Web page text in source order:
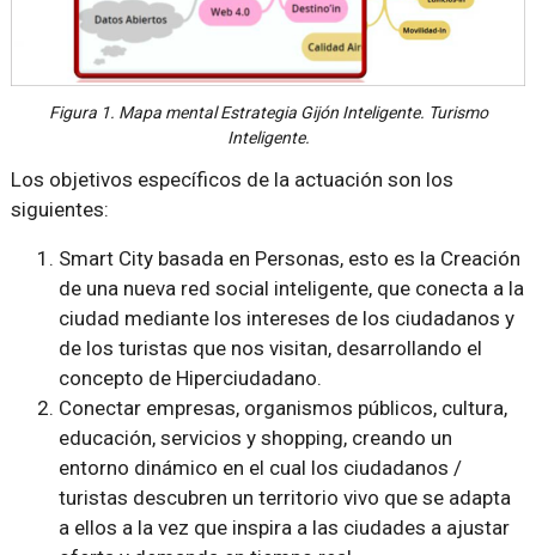
Figura 1. Mapa mental Estrategia Gijón Inteligente. Turismo
Inteligente.
Los objetivos específicos de la actuación son los
siguientes:
Smart City basada en Personas, esto es la Creación
de una nueva red social inteligente, que conecta a la
ciudad mediante los intereses de los ciudadanos y
de los turistas que nos visitan, desarrollando el
concepto de Hiperciudadano.
Conectar empresas, organismos públicos, cultura,
educación, servicios y shopping, creando un
entorno dinámico en el cual los ciudadanos /
turistas descubren un territorio vivo que se adapta
a ellos a la vez que inspira a las ciudades a ajustar